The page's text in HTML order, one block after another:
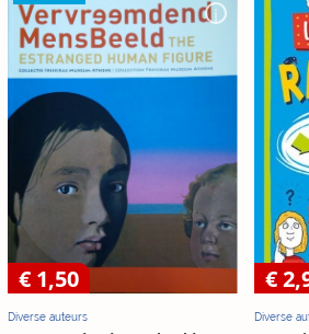
€ 1,50
Diverse auteurs
€
Diverse